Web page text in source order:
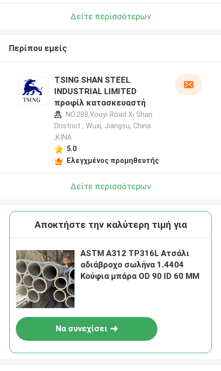
Δείτε περισσότερων
Περίπου εμείς
TSING SHAN STEEL
INDUSTRIAL LIMITED
προφίλ κατασκευαστή
NO.288,Youyi Road Xi Shan
Dristrict , Wuxi, Jiangsu, China
,ΚΙΝΑ
5.0
Ελεγχμένος προμηθευτής
Δείτε περισσότερων
Αποκτήστε την καλύτερη τιμή για
ASTM A312 TP316L Ατσάλι
αδιάβροχο σωλήνα 1.4404
Κούφια μπάρα OD 90 ID 60 MM
Να συνεχίσει